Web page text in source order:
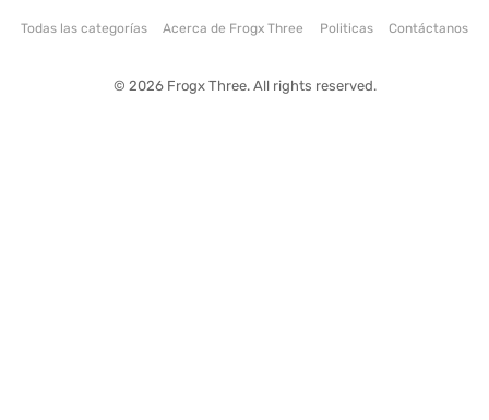
Todas las categorías Acerca de Frogx Three Politicas Contáctanos
© 2026 Frogx Three. All rights reserved.